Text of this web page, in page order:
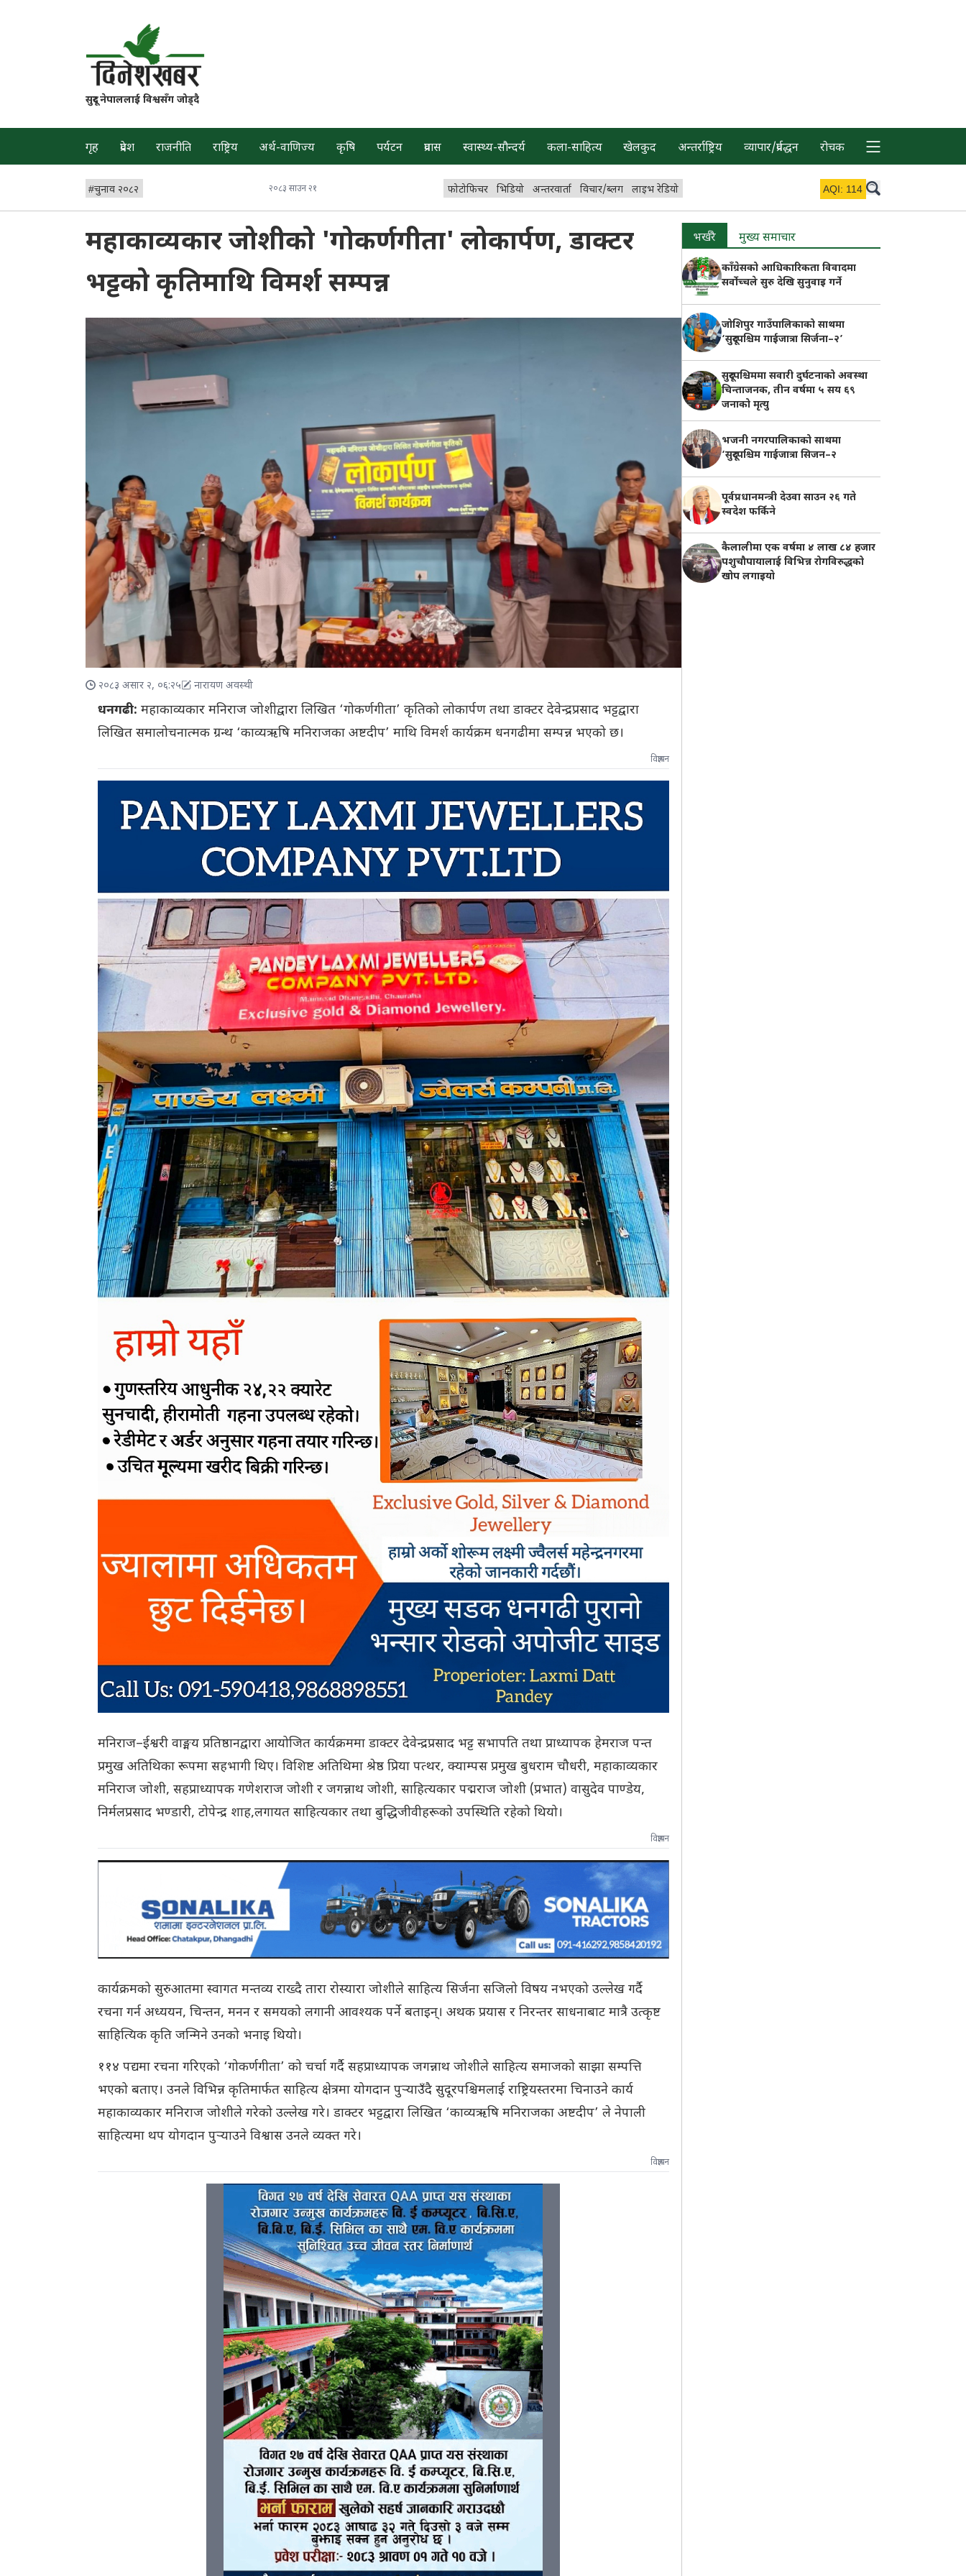
सुदूर नेपाललाई विश्वसँग जोड्दै
गृह प्रदेश राजनीति राष्ट्रिय अर्थ-वाणिज्य कृषि पर्यटन प्रवास स्वास्थ्य-सौन्दर्य कला-साहित्य खेलकुद अन्तर्राष्ट्रिय व्यापार/प्रर्वद्धन रोचक
#चुनाव २०८२ २०८३ साउन २१ फोटोफिचर भिडियो अन्तरवार्ता विचार/ब्लग लाइभ रेडियो AQI: 114
महाकाव्यकार जोशीको 'गोकर्णगीता' लोकार्पण, डाक्टर
भट्टको कृतिमाथि विमर्श सम्पन्न
२०८३ असार २, ०६:२५ नारायण अवस्थी
धनगढी: महाकाव्यकार मनिराज जोशीद्वारा लिखित ‘गोकर्णगीता’ कृतिको लोकार्पण तथा डाक्टर देवेन्द्रप्रसाद भट्टद्वारा
लिखित समालोचनात्मक ग्रन्थ ‘काव्यऋषि मनिराजका अष्टदीप’ माथि विमर्श कार्यक्रम धनगढीमा सम्पन्न भएको छ।
विज्ञापन
मनिराज–ईश्वरी वाङ्मय प्रतिष्ठानद्वारा आयोजित कार्यक्रममा डाक्टर देवेन्द्रप्रसाद भट्ट सभापति तथा प्राध्यापक हेमराज पन्त
प्रमुख अतिथिका रूपमा सहभागी थिए। विशिष्ट अतिथिमा श्रेष्ठ प्रिया पत्थर, क्याम्पस प्रमुख बुधराम चौधरी, महाकाव्यकार
मनिराज जोशी, सहप्राध्यापक गणेशराज जोशी र जगन्नाथ जोशी, साहित्यकार पद्मराज जोशी (प्रभात) वासुदेव पाण्डेय,
निर्मलप्रसाद भण्डारी, टोपेन्द्र शाह,लगायत साहित्यकार तथा बुद्धिजीवीहरूको उपस्थिति रहेको थियो।
विज्ञापन
कार्यक्रमको सुरुआतमा स्वागत मन्तव्य राख्दै तारा रोस्यारा जोशीले साहित्य सिर्जना सजिलो विषय नभएको उल्लेख गर्दै
रचना गर्न अध्ययन, चिन्तन, मनन र समयको लगानी आवश्यक पर्ने बताइन्। अथक प्रयास र निरन्तर साधनाबाट मात्रै उत्कृष्ट
साहित्यिक कृति जन्मिने उनको भनाइ थियो।
११४ पद्यमा रचना गरिएको ‘गोकर्णगीता’ को चर्चा गर्दै सहप्राध्यापक जगन्नाथ जोशीले साहित्य समाजको साझा सम्पत्ति
भएको बताए। उनले विभिन्न कृतिमार्फत साहित्य क्षेत्रमा योगदान पुर्‍याउँदै सुदूरपश्चिमलाई राष्ट्रियस्तरमा चिनाउने कार्य
महाकाव्यकार मनिराज जोशीले गरेको उल्लेख गरे। डाक्टर भट्टद्वारा लिखित ‘काव्यऋषि मनिराजका अष्टदीप’ ले नेपाली
साहित्यमा थप योगदान पुर्‍याउने विश्वास उनले व्यक्त गरे।
विज्ञापन
भर्खरै मुख्य समाचार
काँग्रेसको आधिकारिकता विवादमा
सर्वोच्चले सुरु देखि सुनुवाइ गर्ने
जोशिपुर गाउँपालिकाको साथमा
‘सुदूरपश्चिम गाईजात्रा सिर्जना–२’
सुदूरपश्चिममा सवारी दुर्घटनाको अवस्था
चिन्ताजनक, तीन वर्षमा ५ सय ६९
जनाको मृत्यु
भजनी नगरपालिकाको साथमा
‘सुदूरपश्चिम गाईजात्रा सिजन–२
पूर्वप्रधानमन्त्री देउवा साउन २६ गते
स्वदेश फर्किने
कैलालीमा एक वर्षमा ४ लाख ८४ हजार
पशुचौपायालाई विभिन्न रोगविरुद्धको
खोप लगाइयाे